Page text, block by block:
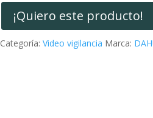
o
d
a
¡Quiero este producto!
Categoría: Video vigilancia Marca: